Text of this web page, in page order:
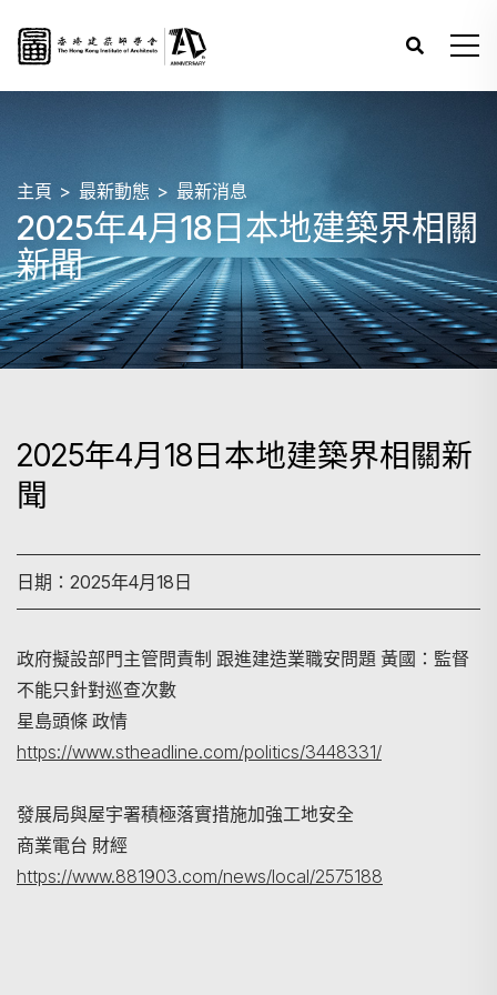
主頁 最新動態 最新消息
2025年4月18日本地建築界相關
新聞
2025年4月18日本地建築界相關新
聞
日期：2025年4月18日
政府擬設部門主管問責制 跟進建造業職安問題 黃國：監督
不能只針對巡查次數
星島頭條 政情
https://www.stheadline.com/politics/3448331/
發展局與屋宇署積極落實措施加強工地安全
商業電台 財經
https://www.881903.com/news/local/2575188